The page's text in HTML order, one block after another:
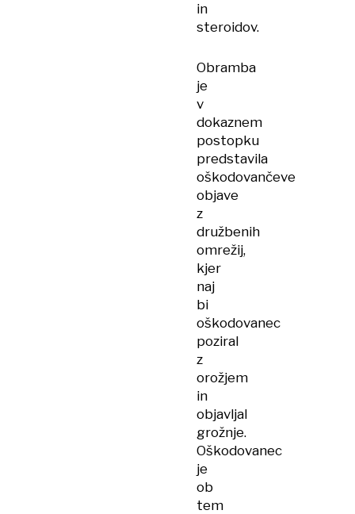
in
steroidov.
Obramba
je
v
dokaznem
postopku
predstavila
oškodovančeve
objave
z
družbenih
omrežij,
kjer
naj
bi
oškodovanec
poziral
z
orožjem
in
objavljal
grožnje.
Oškodovanec
je
ob
tem